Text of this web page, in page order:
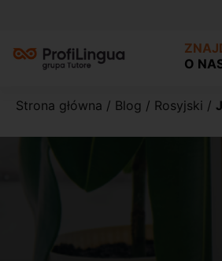
O
Strona główna / Blog / Rosyjski /